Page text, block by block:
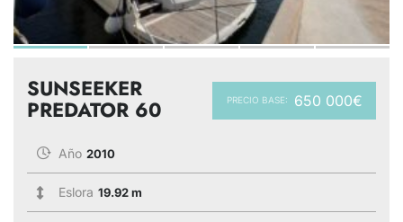
PRECIO BASE: 650 000€
SUNSEEKER
PREDATOR 60
Año 2010
Eslora 19.92 m